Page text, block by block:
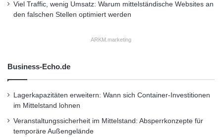
Blendung aus der Umgebung auszugleichen.
Nachteile beim Tragen der
Wer sonst kein Brillenträger ist, der könnte
einige Stunden brauchen, um sich an das neue
folgende Punkte, welche berücksichtigt werden
Viel Traffic, wenig Umsatz: Warum mittelständische Websites an
den falschen Stellen optimiert werden
ARKM.marketing
Business-Echo.de
Lagerkapazitäten erweitern: Wann sich Container-Investitionen
im Mittelstand lohnen
Veranstaltungssicherheit im Mittelstand: Absperrkonzepte für
temporäre Außengelände